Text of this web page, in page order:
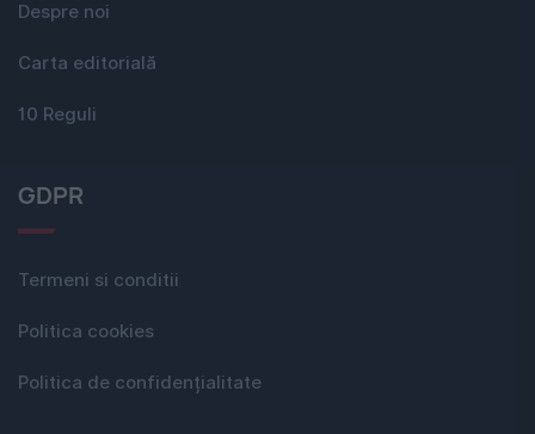
Despre noi
Carta editorială
10 Reguli
GDPR
Termeni si conditii
Politica cookies
Politica de confidențialitate